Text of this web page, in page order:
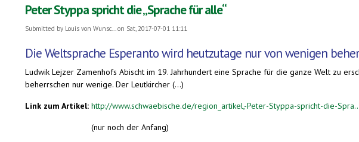
Peter Styppa spricht die „Sprache für alle“
Submitted by Louis von Wunsc...on Sat, 2017-07-01 11:11
Die Weltsprache Esperanto wird heutzutage nur von wenigen
Ludwik Lejzer Zamenhofs Abischt im 19. Jahrhundert eine Sprache für die ganze Welt zu
beherrschen nur wenige. Der Leutkircher (...)
Link zum Artikel: http://www.schwaebische.de/region_artikel,-Peter-Styppa-spricht-die-
(nur noch der Anfang)